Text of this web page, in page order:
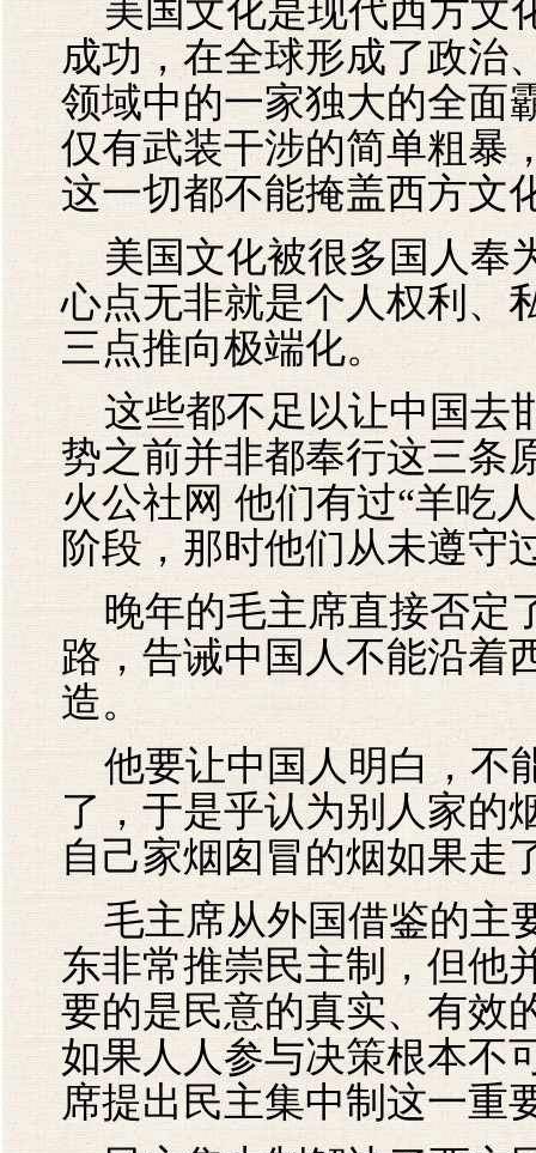
美国文化是现代西方文
成功，在全球形成了政治
领域中的一家独大的全面
仅有武装干涉的简单粗暴
这一切都不能掩盖西方文
美国文化被很多国人奉
心点无非就是个人权利、
三点推向极端化。
这些都不足以让中国去
势之前并非都奉行这三条
火公社网 他们有过“羊吃
阶段，那时他们从未遵守
晚年的毛主席直接否定
路，告诫中国人不能沿着
造。
他要让中国人明白，不
了，于是乎认为别人家的
自己家烟囱冒的烟如果走
毛主席从外国借鉴的主
东非常推崇民主制，但他
要的是民意的真实、有效
如果人人参与决策根本不
席提出民主集中制这一重